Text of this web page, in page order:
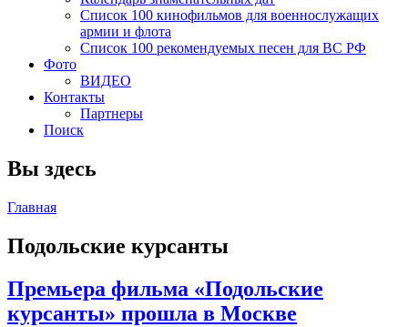
Список 100 кинофильмов для военнослужащих
армии и флота
Список 100 рекомендуемых песен для ВС РФ
Фото
ВИДЕО
Контакты
Партнеры
Поиск
Вы здесь
Главная
Подольские курсанты
Премьера фильма «Подольские
курсанты» прошла в Москве